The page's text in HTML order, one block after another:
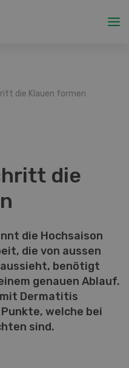
die Klauen formen
die
die Hochsaison
die von aussen
benötigt
genauen Ablauf.
mit Dermatitis
welche bei
sind.